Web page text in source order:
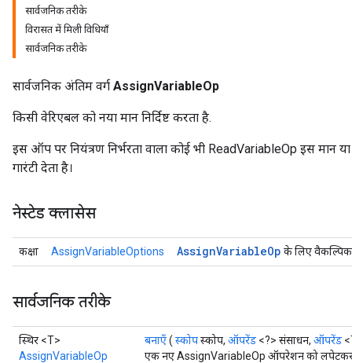
सार्वजनिक तरीके
विरासत में मिली विधियाँ
सार्वजनिक तरीके
सार्वजनिक अंतिम वर्ग AssignVariableOp
किसी वेरिएबल को नया मान निर्दिष्ट करता है.
इस ऑप पर नियंत्रण निर्भरता वाला कोई भी ReadVariableOp इस मान
गारंटी देता है।
नेस्टेड क्लासेस
कक्षा AssignVariableOptions AssignVariableOp के लिए वैकल्पिक
सार्वजनिक तरीके
स्थिर <T>
AssignVariableOp
बनाएँ( स्कोपस्कोप, ऑपरेंड <?> संसाधन, ऑपरेंड
एक नए AssignVariableOp ऑपरेशन को लपेटकर